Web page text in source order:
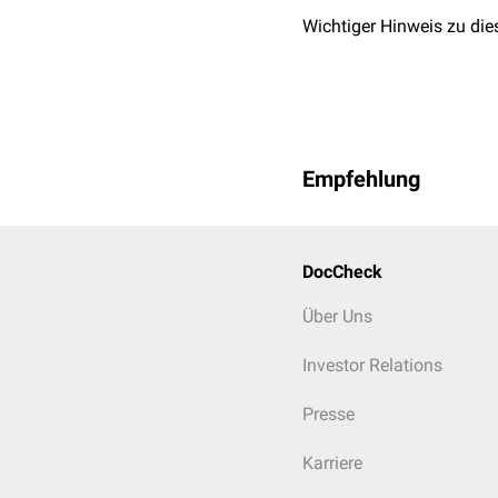
Tierartliche
Form
Placenta
Ablösung
Legende: * Flfr. =
Wichtiger Hinweis zu
Empfehlung
DocCheck
Über Uns
Investor Relations
Presse
Karriere